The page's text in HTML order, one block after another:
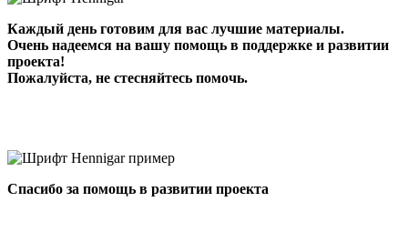
Каждый день готовим для вас лучшие материалы.
Очень надеемся на вашу помощь в поддержке и развитии
проекта!
Пожалуйста, не стесняйтесь помочь.
Спасибо за помощь в развитии проекта